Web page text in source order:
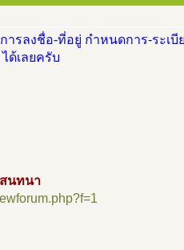
ลงชื่อ-ที่อยู่ กำหนดการ-ระเบี
ด้เลยครับ
นทนา